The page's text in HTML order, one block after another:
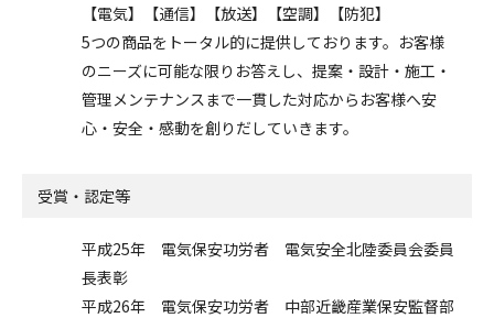
【電気】【通信】【放送】【空調】【防犯】
5つの商品をトータル的に提供しております。お客様
のニーズに可能な限りお答えし、提案・設計・施工・
管理メンテナンスまで一貫した対応からお客様へ安
心・安全・感動を創りだしていきます。
受賞・認定等
平成25年 電気保安功労者 電気安全北陸委員会委員
長表彰
平成26年 電気保安功労者 中部近畿産業保安監督部